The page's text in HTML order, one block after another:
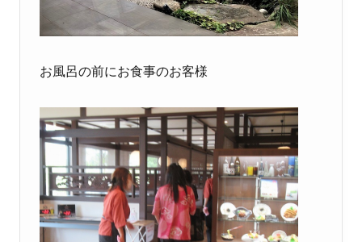
お風呂の前にお食事のお客様